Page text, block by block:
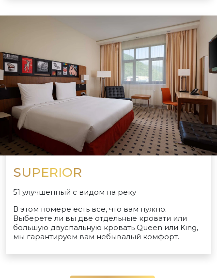
SUPERIOR
51 улучшенный с видом на реку
В этом номере есть все, что вам нужно.
Выберете ли вы две отдельные кровати или
большую двуспальную кровать Queen или King,
мы гарантируем вам небывалый комфорт.